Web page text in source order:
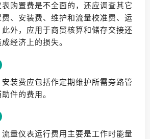
购置费是不全面的，还应调查其它
、安装费、维护和流量校准费、运
外，应用于商贸核算和储存交接还
经济上的损失。
安装费应包括作定期维护所需旁路管
件的费用。
流量仪表运行费用主要是工作时能量